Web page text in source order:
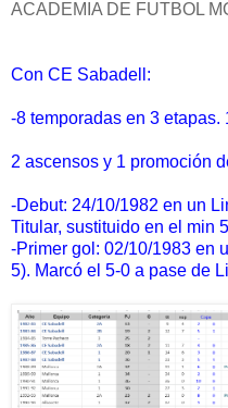
ACADEMIA DE FUTBOL
Con CE Sabadell:
-8 temporadas en 3
2 ascensos y 1 promoción
-Debut: 24/10/1982 en un
Titular, sustituido en el min
-Primer gol: 02/10/1983 en
5). Marcó el 5-0 a pase de